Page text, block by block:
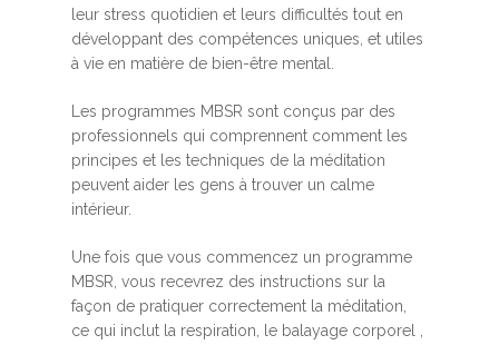
leur stress quotidien et leurs difficultés tout en
développant des compétences uniques, et utiles
à vie en matière de bien-être mental.
Les programmes MBSR sont conçus par des
professionnels qui comprennent comment les
principes et les techniques de la méditation
peuvent aider les gens à trouver un calme
intérieur.
Une fois que vous commencez un programme
MBSR, vous recevrez des instructions sur la
façon de pratiquer correctement la méditation,
ce qui inclut la respiration, le balayage corporel ,